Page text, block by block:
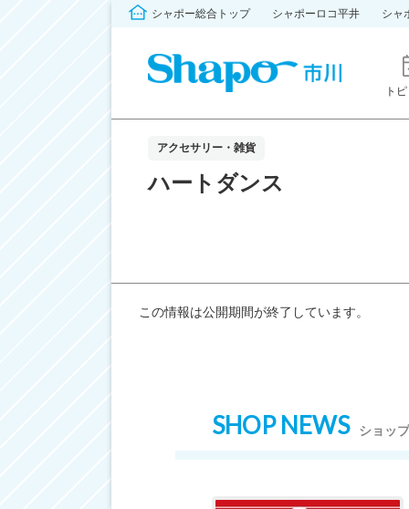
シャポー総合トップ シャポーロコ平井 シャ
ト
アクセサリー・雑貨
ハートダンス
この情報は公開期間が終了しています。
SHOP NEWS ショッ